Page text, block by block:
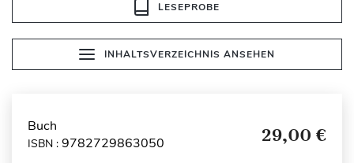
LESEPROBE
INHALTSVERZEICHNIS ANSEHEN
Buch
ISBN : 9782729863050 29,00 €